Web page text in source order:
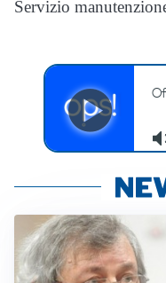
Servizio